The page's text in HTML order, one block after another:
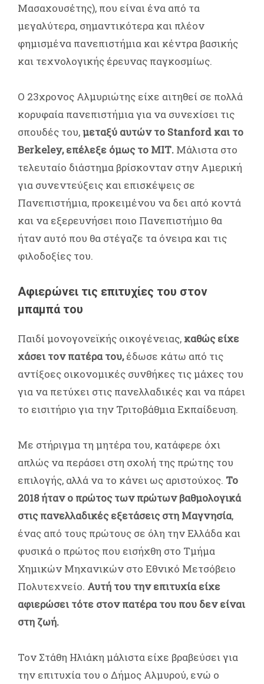
Μασαχουσέτης), που είναι ένα από τα
μεγαλύτερα, σημαντικότερα και πλέον
φημισμένα πανεπιστήμια και κέντρα βασικής
και τεχνολογικής έρευνας παγκοσμίως.
Ο 23χρονος Αλμυριώτης είχε αιτηθεί σε πολλά
κορυφαία πανεπιστήμια για να συνεχίσει τις
σπουδές του,μεταξύ αυτών το Stanford και το
Berkeley, επέλεξε όμως το ΜΙΤ. Μάλιστα στο
τελευταίο διάστημα βρίσκονταν στην Αμερική
για συνεντεύξεις και επισκέψεις σε
Πανεπιστήμια, προκειμένου να δει από κοντά
και να εξερευνήσει ποιο Πανεπιστήμιο θα
ήταν αυτό που θα στέγαζε τα όνειρα και τις
φιλοδοξίες του.
Αφιερώνει τις επιτυχίες του στον
μπαμπά του
Παιδί μονογονεϊκής οικογένειας, καθώς είχε
χάσει τον πατέρα του,έδωσε κάτω από τις
αντίξοες οικονομικές συνθήκες τις μάχες του
για να πετύχει στις πανελλαδικές και να πάρει
το εισιτήριο για την Τριτοβάθμια Εκπαίδευση.
Με στήριγμα τη μητέρα του, κατάφερε όχι
απλώς να περάσει στη σχολή της πρώτης του
επιλογής, αλλά να το κάνει ως αριστούχος. Το
2018 ήταν ο πρώτος των πρώτων βαθμολογικά
στις πανελλαδικές εξετάσεις στη Μαγνησία,
ένας από τους πρώτους σε όλη την Ελλάδα και
φυσικά ο πρώτος που εισήχθη στο Τμήμα
Χημικών Μηχανικών στο Εθνικό Μετσόβειο
Πολυτεχνείο. Αυτή του την επιτυχία είχε
αφιερώσει τότε στον πατέρα του που δεν είναι
στη ζωή.
Τον Στάθη Ηλιάκη μάλιστα είχε βραβεύσει για
την επιτυχία του ο Δήμος Αλμυρού, ενώ ο